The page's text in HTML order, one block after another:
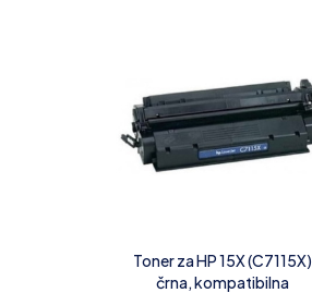
Toner za HP 15X (C7115X)
črna, kompatibilna